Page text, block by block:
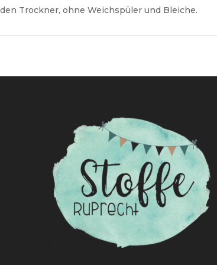
Trockner, ohne Weichspüler und Bleiche.